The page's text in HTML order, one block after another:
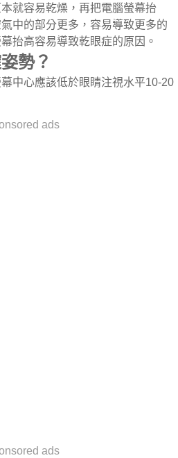
就容易乾燥，再把電腦螢幕抬
中的部分更多，容易導致更多的
抬高容易導致乾眼症的原因。
勢？
中心應該低於眼睛注視水平10-20
ads
ads